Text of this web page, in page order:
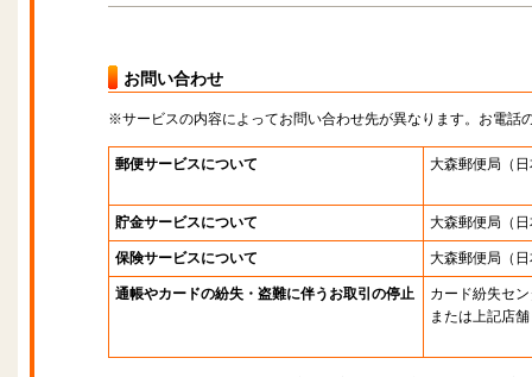
お問い合わせ
※サービスの内容によってお問い合わせ先が異なります。お電話
郵便サービスについて 大森郵便局 （
貯金サービスについて 大森郵便局 （
保険サービスについて 大森郵便局 （
通帳やカードの紛失・盗難に伴うお取引の停止
カード紛失セ
または上記店舗